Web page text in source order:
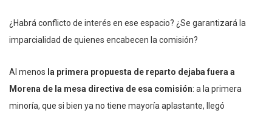
¿Habrá conflicto de interés en ese espacio? ¿Se garantizará la
imparcialidad de quienes encabecen la comisión?
Al menos la primera propuesta de reparto dejaba fuera a
Morena de la mesa directiva de esa comisión: a la primera
minoría, que si bien ya no tiene mayoría aplastante, llegó